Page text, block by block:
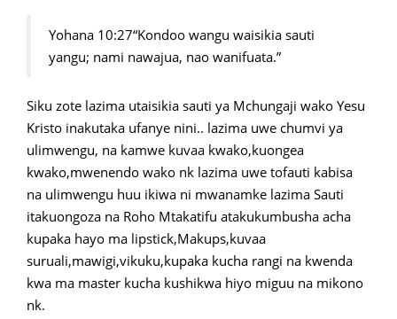
Yohana 10:27“Kondoo wangu waisikia sauti
yangu; nami nawajua, nao wanifuata.”
Siku zote lazima utaisikia sauti ya Mchungaji wako Yesu
Kristo inakutaka ufanye nini.. lazima uwe chumvi ya
ulimwengu, na kamwe kuvaa kwako,kuongea
kwako,mwenendo wako nk lazima uwe tofauti kabisa
na ulimwengu huu ikiwa ni mwanamke lazima Sauti
itakuongoza na Roho Mtakatifu atakukumbusha acha
kupaka hayo ma lipstick,Makups,kuvaa
suruali,mawigi,vikuku,kupaka kucha rangi na kwenda
kwa ma master kucha kushikwa hiyo miguu na mikono
nk.